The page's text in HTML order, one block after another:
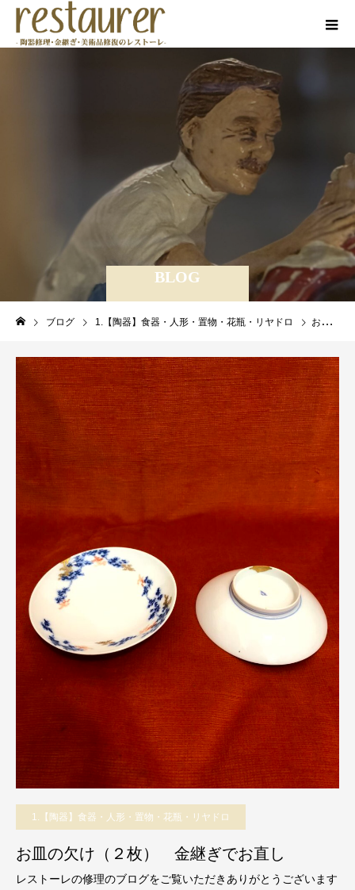
BLOG
ブログ 1.【陶器】食器・人形・置物・花瓶・リヤドロ お皿の欠け（２枚） 金継ぎでお直し
1.【陶器】食器・人形・置物・花瓶・リヤドロ
お皿の欠け（２枚） 金継ぎでお直し
レストーレの修理のブログをご覧いただきありがとうございます